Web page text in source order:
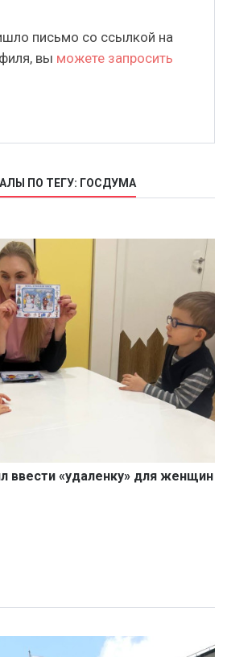
письмо со ссылкой на
вы можете запросить
ПО ТЕГУ: ГОСДУМА
ввести «удаленку» для женщин